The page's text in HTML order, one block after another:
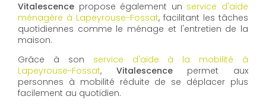
Vitalescence propose également un service d'aide
ménagère à Lapeyrouse-Fossat, facilitant les tâches
quotidiennes comme le ménage et l'entretien de la
maison.
Grâce à son service d'aide à la mobilité à
Lapeyrouse-Fossat, Vitalescencepermet aux
personnes à mobilité réduite de se déplacer plus
facilement au quotidien.